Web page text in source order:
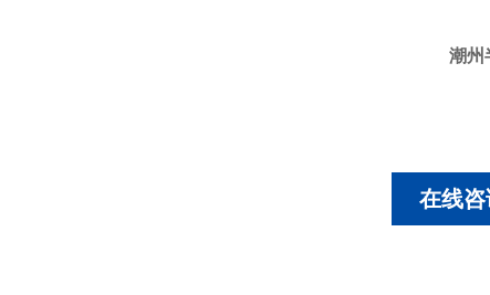
潮州
在线咨